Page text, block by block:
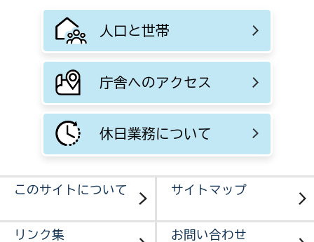
人口と世帯
庁舎へのアクセス
休日業務について
このサイトについて サイトマップ
リンク集 お問い合わせ